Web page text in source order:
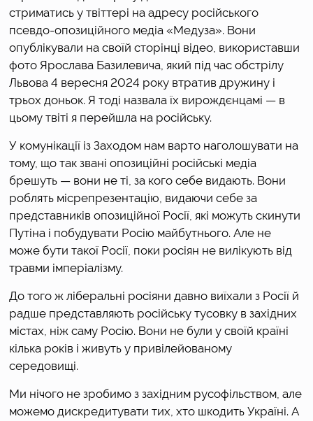
стриматись у твіттері на адресу російського
псевдо-опозиційного медіа «Медуза». Вони
опублікували на своїй сторінці відео, використавши
фото Ярослава Базилевича, який під час обстрілу
Львова 4 вересня 2024 року втратив дружину і
трьох доньок. Я тоді назвала їх вирождєнцамі — в
цьому твіті я перейшла на російську.
У комунікації із Заходом нам варто наголошувати на
тому, що так звані опозиційні російські медіа
брешуть — вони не ті, за кого себе видають. Вони
роблять місрепрезентацію, видаючи себе за
представників опозиційної Росії, які можуть скинути
Путіна і побудувати Росію майбутнього. Але не
може бути такої Росії, поки росіян не вилікують від
травми імперіалізму.
До того ж ліберальні росіяни давно виїхали з Росії й
радше представляють російську тусовку в західних
містах, ніж саму Росію. Вони не були у своїй країні
кілька років і живуть у привілейованому
середовищі.
Ми нічого не зробимо з західним русофільством, але
можемо дискредитувати тих, хто шкодить Україні. А